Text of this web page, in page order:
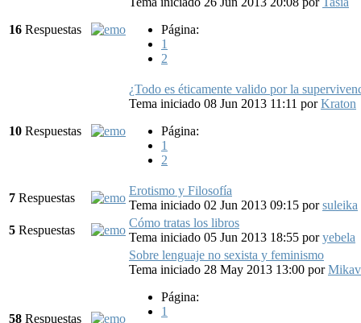
16 Respuestas
Página:
1
2
10 Respuestas
¿Todo es éticamente valido por la
Tema iniciado 08 Jun 2013 11:11 porKraton
Página:
1
2
7 Respuestas
Erotismo y Filosofía
Tema iniciado 02 Jun 2013 09:15 porsuleika
5 Respuestas
Cómo tratas los libros
Tema iniciado 05 Jun 2013 18:55 poryebela
58 Respuestas
Sobre lenguaje no sexista y feminismo
Tema iniciado 28 May 2013 13:00 por
Página:
1